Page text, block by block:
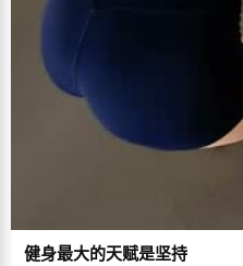
健身最大的天赋是坚持